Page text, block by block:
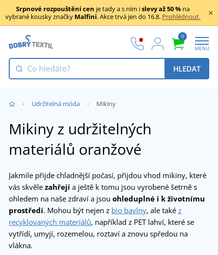
Srpnové rozpouštění cen je tady a s ním islevy až 50 % na
vybrané kousky značky Malfini. Akce trvá jen do 16.8. Prohlédnout.
0
MENU
HLEDAT
Udržitelná móda Mikiny
Mikiny z udržitelných
materiálů oranžové
Jakmile přijde chladnější počasí, přijdou vhod mikiny, které
vás skvěle zahřejí a ještě k tomu jsou vyrobené šetrně s
ohledem na naše zdraví a jsou ohleduplné i k životnímu
prostředí. Mohou být nejen z bio bavlny, ale také z
recyklovaných materiálů, například z PET lahví, které se
vytřídí, umyjí, rozemelou, roztaví a znovu spředou na
vlákna.